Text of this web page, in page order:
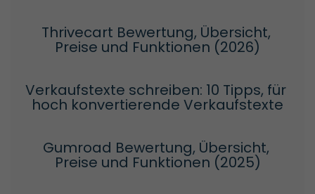
Thrivecart Bewertung, Übersicht,
Preise und Funktionen (2026)
Verkaufstexte schreiben: 10 Tipps, für
hoch konvertierende Verkaufstexte
Gumroad Bewertung, Übersicht,
Preise und Funktionen (2025)